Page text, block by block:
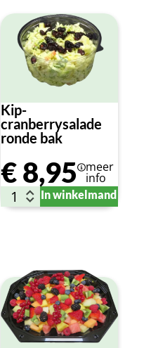
Kip-
cranberrysalade
ronde bak
€8,95 meer
info
In winkelmand